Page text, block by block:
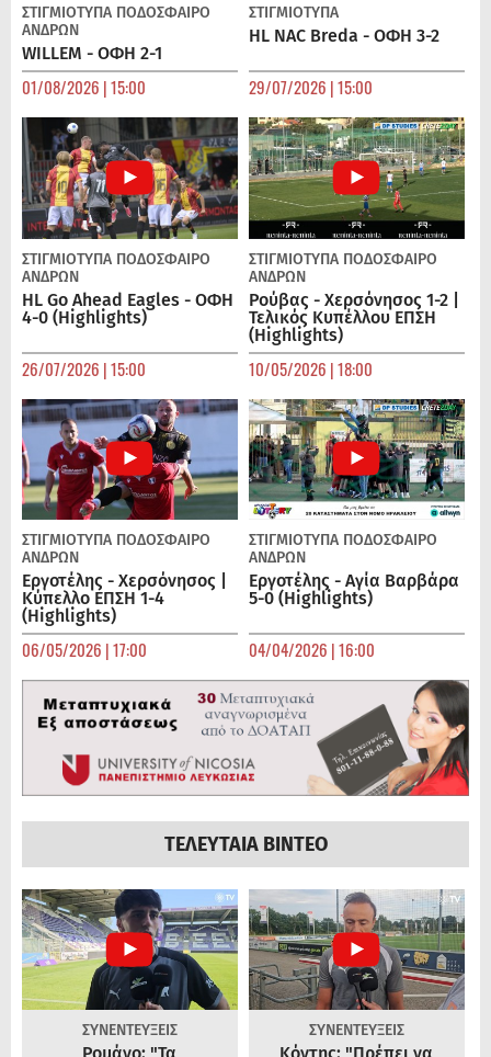
ΣΤΙΓΜΙΟΤΥΠΑ ΠΟΔΌΣΦΑΙΡΟ
ΑΝΔΡΏΝ
WILLEM - ΟΦΗ 2-1
01/08/2026 | 15:00
ΣΤΙΓΜΙΟΤΥΠΑ
HL NAC Breda - ΟΦΗ 3-2
29/07/2026 | 15:00
ΣΤΙΓΜΙΟΤΥΠΑ ΠΟΔΌΣΦΑΙΡΟ
ΑΝΔΡΏΝ
HL Go Ahead Eagles - ΟΦΗ
4-0 (Highlights)
26/07/2026 | 15:00
ΣΤΙΓΜΙΟΤΥΠΑ ΠΟΔΌΣΦΑΙΡΟ
ΑΝΔΡΏΝ
Ρούβας - Χερσόνησος 1-2 |
Τελικός Κυπέλλου ΕΠΣΗ
(Highlights)
10/05/2026 | 18:00
ΣΤΙΓΜΙΟΤΥΠΑ ΠΟΔΌΣΦΑΙΡΟ
ΑΝΔΡΏΝ
Εργοτέλης - Χερσόνησος |
Κύπελλο ΕΠΣΗ 1-4
(Highlights)
06/05/2026 | 17:00
ΣΤΙΓΜΙΟΤΥΠΑ ΠΟΔΌΣΦΑΙΡΟ
ΑΝΔΡΏΝ
Εργοτέλης - Αγία Βαρβάρα
5-0 (Highlights)
04/04/2026 | 16:00
ΤΕΛΕΥΤΑΙΑ ΒΙΝΤΕΟ
ΣΥΝΕΝΤΕΥΞΕΙΣ ΣΥΝΕΝΤΕΥΞΕΙΣ